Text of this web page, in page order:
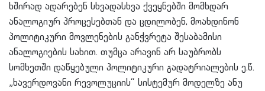
ხშირად ადარებენ სხვადასხვა ქვეყნებში მომხდარ
ანალოგიურ პროცესებთან და ცდილობენ, მოახდინონ
პოლიტიკური მოვლენების განჭვრეტა შესაბამისი
ანალოგიების სახით. თუმცა არავინ არ საუბრობს
სომხეთში დაწყებული პოლიტიკური გადატრიალების ე.წ.
„ხავერდოვანი რევოლუციის“ სისტემურ მოდელზე ანუ